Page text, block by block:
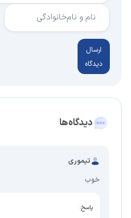
نام و نام‌خانوادگی
ارسال
دیدگاه
دیدگاه‌ها
تیموری
خوب
پاسخ: